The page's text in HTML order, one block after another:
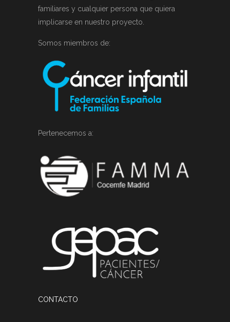
familiares y cualquier persona que quiera
implicarse en nuestro proyecto.
Somos miembros de:
Pertenecemos a:
CONTACTO